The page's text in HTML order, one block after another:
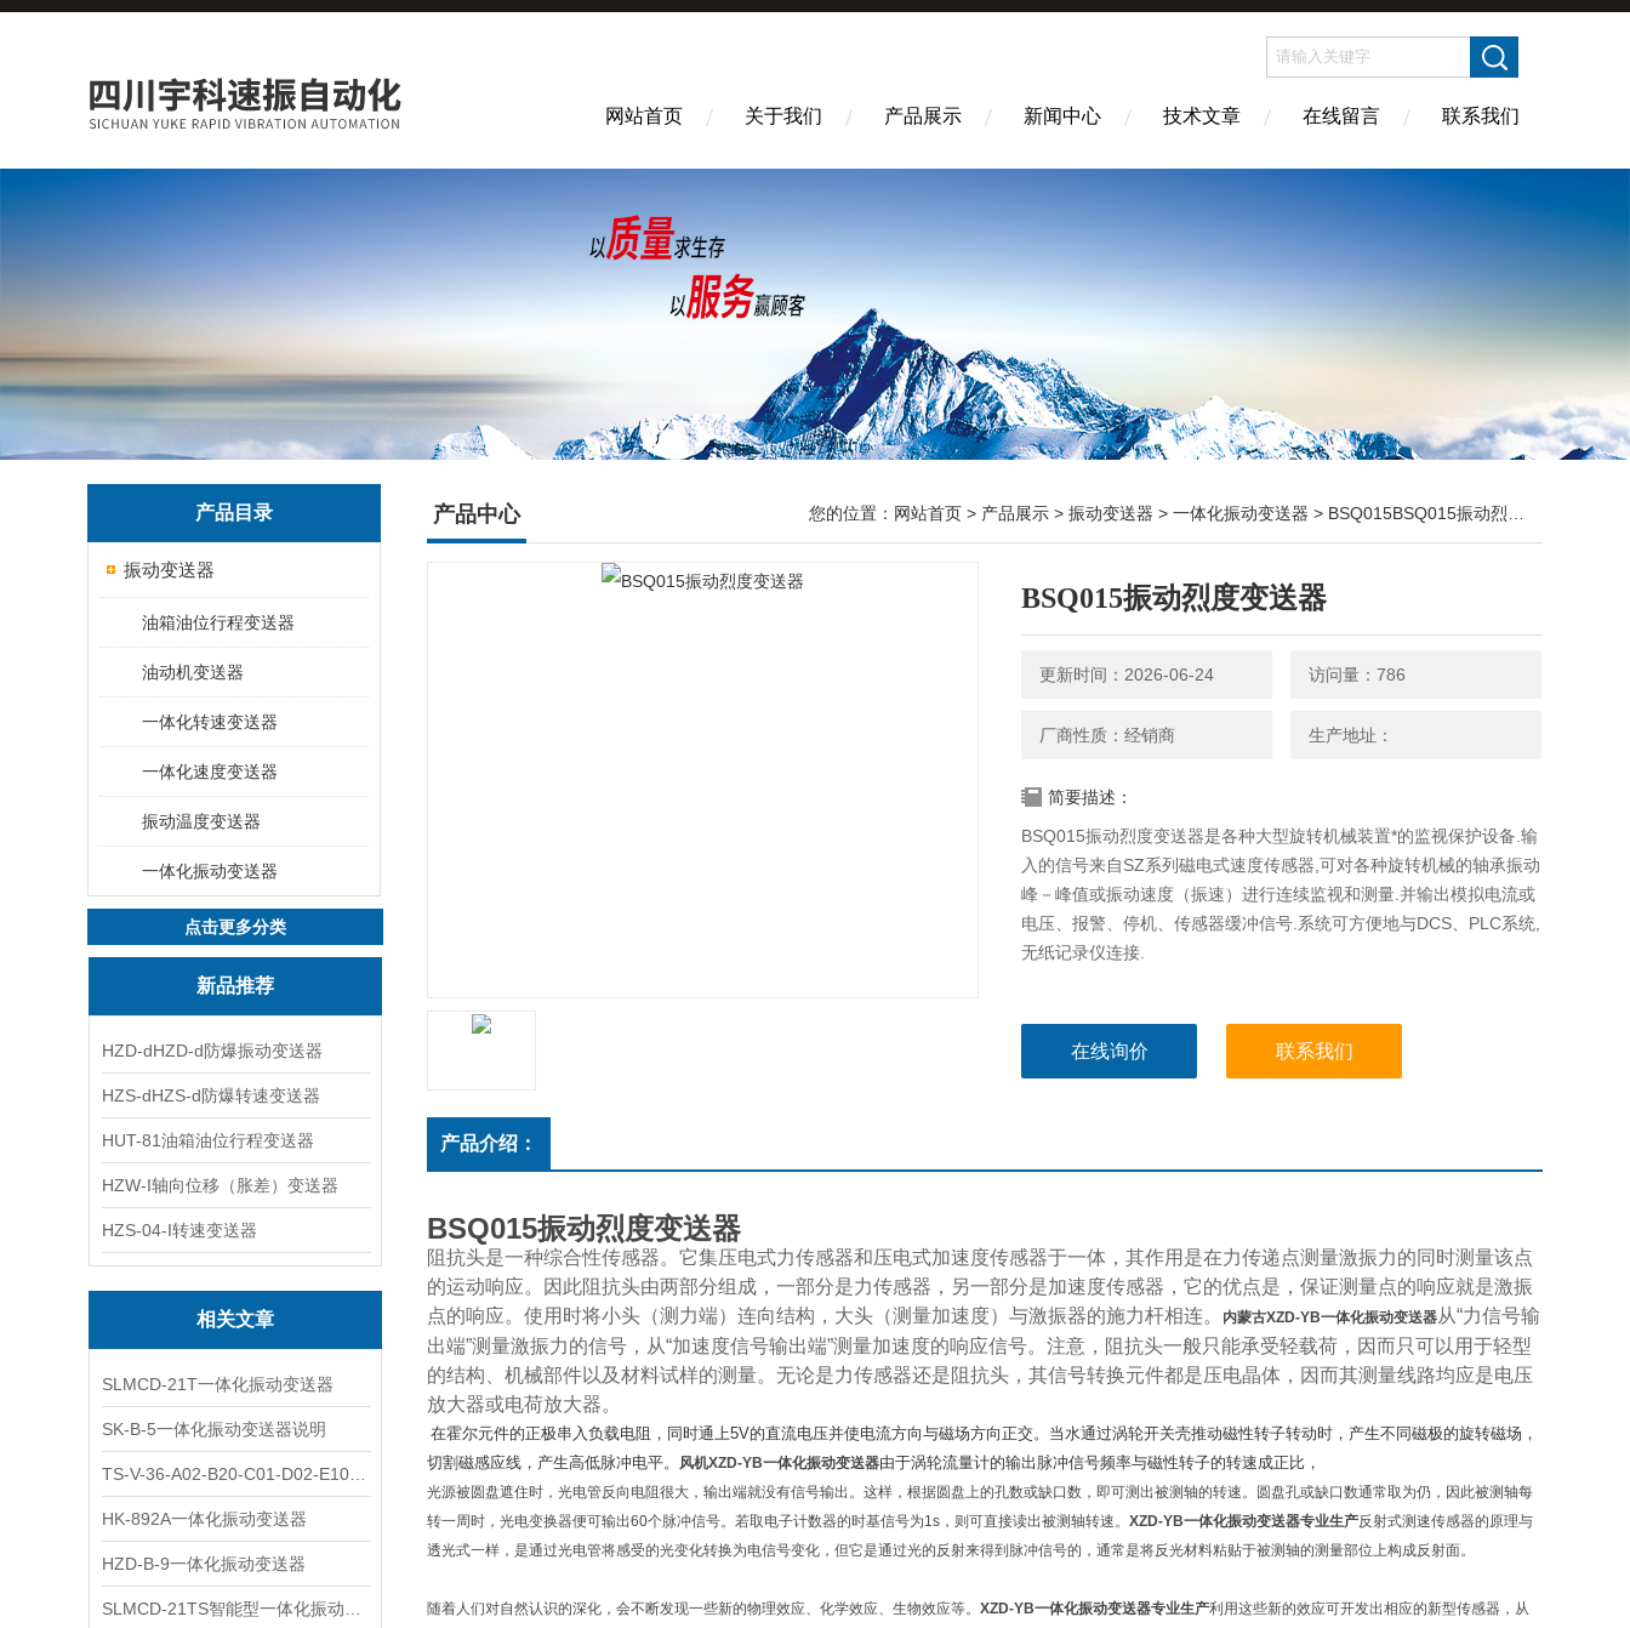
网站首页 关于我们 产品展示 新闻中心 技术文章 在线留言 联系我们
产品目录
振动变送器
油箱油位行程变送器
油动机变送器
一体化转速变送器
一体化速度变送器
振动温度变送器
一体化振动变送器
点击更多分类
新品推荐
HZD-dHZD-d防爆振动变送器
HZS-dHZS-d防爆转速变送器
HUT-81油箱油位行程变送器
HZW-I轴向位移（胀差）变送器
HZS-04-I转速变送器
相关文章
SLMCD-21T一体化振动变送器
SK-B-5一体化振动变送器说明
HK-892A一体化振动变送器
HZD-B-9一体化振动变送器
产品中心 您的位置： 网站首页 > 产品展示 > 振动变送器 > 一体化振动变送器 > BSQ015BSQ015振动烈度变送器
BSQ015振动烈度变送器
更新时间：2026-06-24 访问量：786
厂商性质：经销商 生产地址：
简要描述：
BSQ015振动烈度变送器是各种大型旋转机械装置*的监视保护设备.输
入的信号来自SZ系列磁电式速度传感器,可对各种旋转机械的轴承振动
峰－峰值或振动速度（振速）进行连续监视和测量.并输出模拟电流或
电压、报警、停机、传感器缓冲信号.系统可方便地与DCS、PLC系统,
无纸记录仪连接.
在线询价 联系我们
产品介绍：
BSQ015振动烈度变送器
阻抗头是一种综合性传感器。它集压电式力传感器和压电式加速度传感器于一体，其作用是在力传递点测量激振力的同时测量该点
的运动响应。因此阻抗头由两部分组成，一部分是力传感器，另一部分是加速度传感器，它的优点是，保证测量点的响应就是激振
点的响应。使用时将小头（测力端）连向结构，大头（测量加速度）与激振器的施力杆相连。
内蒙古XZD-YB一体化振动变送器从“力信号输
出端”测量激振力的信号，从“加速度信号输出端”测量加速度的响应信号。注意，阻抗头一般只能承受轻载荷，因而只可以用于轻型
的结构、机械部件以及材料试样的测量。无论是力传感器还是阻抗头，其信号转换元件都是压电晶体，因而其测量线路均应是电压
放大器或电荷放大器。
在霍尔元件的正极串入负载电阻，同时通上5V的直流电压并使电流方向与磁场方向正交。当水通过涡轮开关壳推动磁性转子转动时，产生不同磁极的旋转磁场，
切割磁感应线，产生高低脉冲电平。
风机XZD-YB一体化振动变送器由于涡轮流量计的输出脉冲信号频率与磁性转子的转速成正比，
光源被圆盘遮住时，光电管反向电阻很大，输出端就没有信号输出。这样，根据圆盘上的孔数或缺口数，即可测出被测轴的转速。圆盘孔或缺口数通常取为仍，因此被测轴每
转一周时，光电变换器便可输出60个脉冲信号。若取电子计数器的时基信号为1s，则可直接读出被测轴转速。 XZD-YB一体化振动变送器专业生产反射式测速传感器的原理与
透光式一样，是通过光电管将感受的光变化转换为电信号变化，但它是通过光的反射来得到脉冲信号的，通常是将反光材料粘贴于被测轴的测量部位上构成反射面。
随着人们对自然认识的深化，会不断发现一些新的物理效应、化学效应、生物效应等。 XZD-YB一体化振动变送器专业生产利用这些新的效应可开发出相应的新型传感器，从